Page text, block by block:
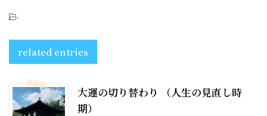
-
related entries
大運の切り替わり （人生の見直し時
期）